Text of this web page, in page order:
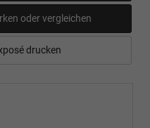
oder vergleichen
drucken